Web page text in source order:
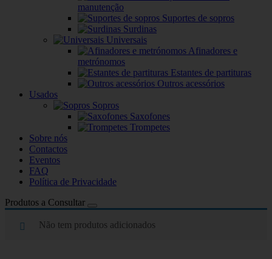
manutenção
Suportes de sopros
Surdinas
Universais
Afinadores e
metrónomos
Estantes de partituras
Outros acessórios
Usados
Sopros
Saxofones
Trompetes
Sobre nós
Contactos
Eventos
FAQ
Política de Privacidade
Produtos a Consultar
Não tem produtos adicionados